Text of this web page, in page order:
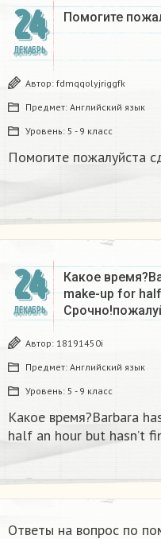
24
ДЕКАБРЬ
Помогите
Автор: fdmqqolyjriggfk
Предмет: Английский язык
Уровень: 5 - 9 класс
Помогите пожалуйста
24
ДЕКАБРЬ
Какое
make-up for
Автор: 18191450i
Предмет: Английский язык
Уровень: 5 - 9 класс
Какое время?Barbara
half an hour but hasn’t
Ответы на вопрос по